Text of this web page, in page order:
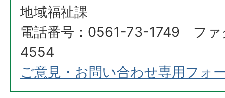
地域福祉課
電話番号：0561-73-1749 フ
4554
ご意見・お問い合わせ専用フォ